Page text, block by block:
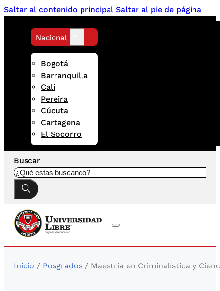
Saltar al contenido principal Saltar al pie de página
Nacional
Bogotá
Barranquilla
Cali
Pereira
Cúcuta
Cartagena
El Socorro
Buscar
Inicio / Posgrados / Maestría en Criminalística y